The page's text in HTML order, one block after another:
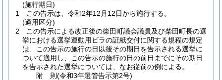
(施行期日)
1
この告示は、令和2年12月12日から施行する。
(適用区分)
2
この告示による改正後の柴田町議会議員及び柴田町長の選
挙における選挙運動用ビラの証紙交付に関する規程の規定
は、この告示の施行の日以後その期日を告示される選挙に
ついて適用し、この告示の施行の日の前日までにその期日
を告示された選挙については、なお従前の例による。
附 則(令和3年選管告示第2号)